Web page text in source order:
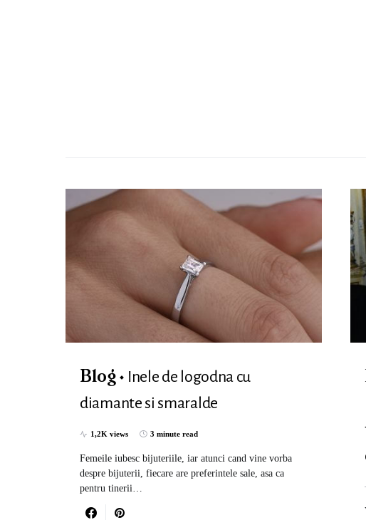
Blog
Inele de logodna cu
diamante si smaralde
1,2K views 3 minute read
Femeile iubesc bijuteriile, iar atunci cand vine vorba
despre bijuterii, fiecare are preferintele sale, asa ca
pentru tinerii…